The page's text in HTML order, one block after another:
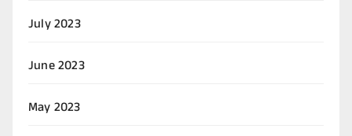
July 2023
June 2023
May 2023